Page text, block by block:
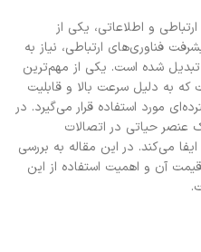
و اطلاعاتی، یکی از
فناوری‌های ارتباطی، نیاز به
شده است. یکی از مهم‌ترین
که به دلیل سرعت بالا و قابلیت
مورد استفاده قرار می‌گیرد. در
عنصر حیاتی در اتصالات
می‌کند. در این مقاله به بررسی
آن و اهمیت استفاده از این